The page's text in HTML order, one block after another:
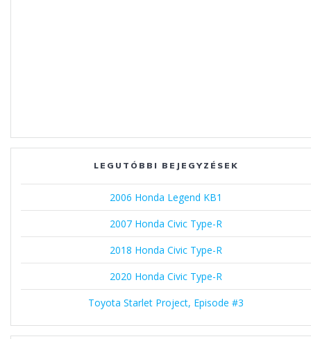
LEGUTÓBBI BEJEGYZÉSEK
2006 Honda Legend KB1
2007 Honda Civic Type-R
2018 Honda Civic Type-R
2020 Honda Civic Type-R
Toyota Starlet Project, Episode #3